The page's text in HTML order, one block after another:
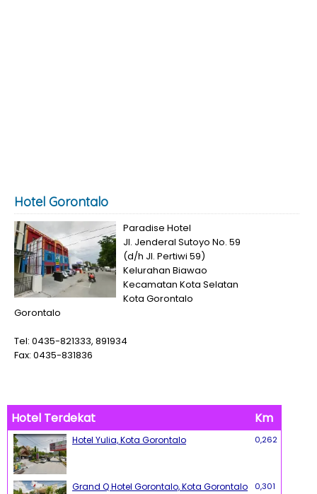
Hotel Gorontalo
Paradise Hotel
Jl. Jenderal Sutoyo No. 59
(d/h Jl. Pertiwi 59)
Kelurahan Biawao
Kecamatan Kota Selatan
Kota Gorontalo
Gorontalo
Tel: 0435-821333, 891934
Fax: 0435-831836
Hotel Terdekat Km
Hotel Yulia, Kota Gorontalo 0,262
Grand Q Hotel Gorontalo, Kota Gorontalo 0,301